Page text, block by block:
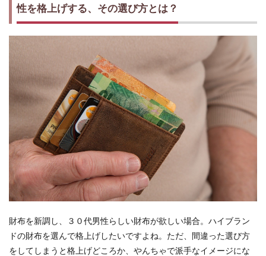
性を格上げする、その選び方とは？
財布を新調し、３０代男性らしい財布が欲しい場合。ハイブラン
ドの財布を選んで格上げしたいですよね。ただ、間違った選び方
をしてしまうと格上げどころか、やんちゃで派手なイメージにな